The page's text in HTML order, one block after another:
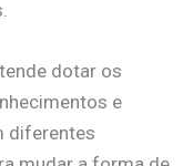
dotar os
e
diferentes